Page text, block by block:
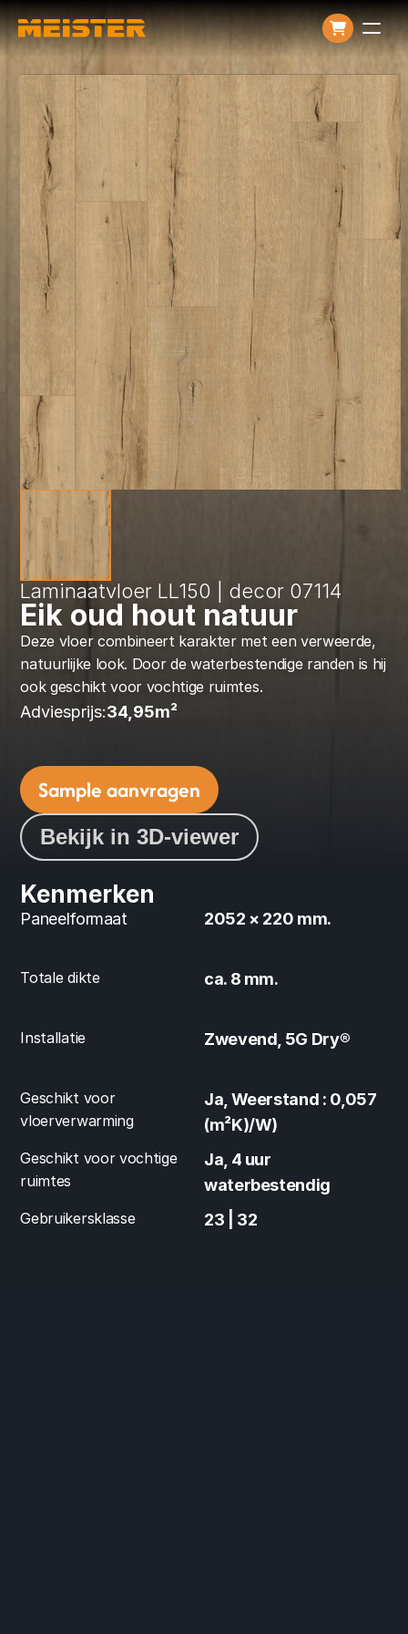
ProductenOver ons
Laminaatvloer LL150 | decor 07114
Eik oud hout natuur
Adviesprijs:34,95m²
Deze vloer combineert karakter met een verweerde,
natuurlijke look. Door de waterbestendige randen is hij
ook geschikt voor vochtige ruimtes.
Sample aanvragen
Bekijk in 3D-viewer
Kenmerken
Paneelformaat 2052 × 220 mm.
Totale dikte ca. 8 mm.
Installatie Zwevend, 5G Dry®
Geschikt voor
vloerverwarming
Ja, Weerstand : 0,057
(m²K)/W)
Geschikt voor vochtige
ruimtes
Ja, 4 uur
waterbestendig
Gebruikersklasse 23 | 32